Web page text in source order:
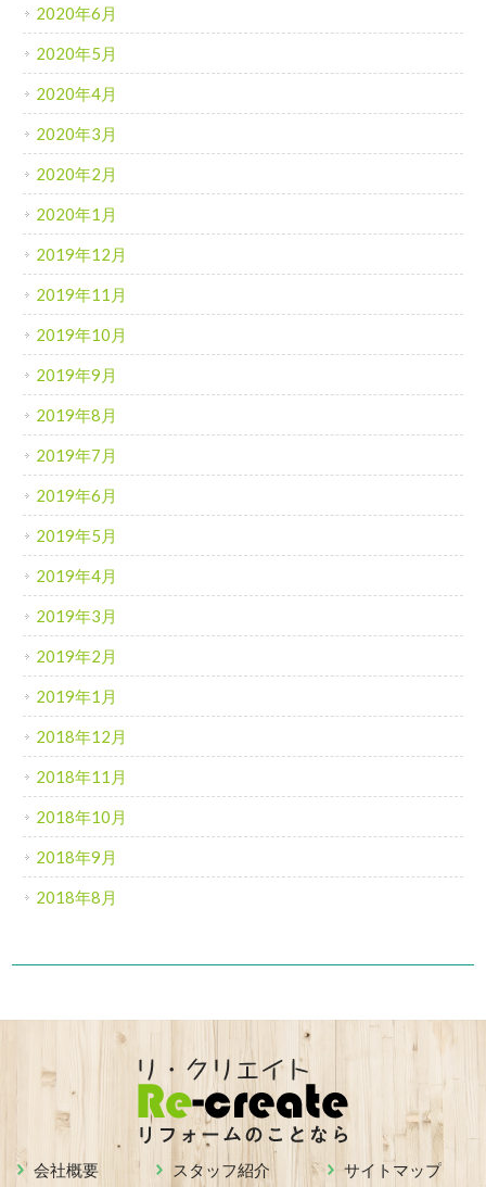
2020年6月
2020年5月
2020年4月
2020年3月
2020年2月
2020年1月
2019年12月
2019年11月
2019年10月
2019年9月
2019年8月
2019年7月
2019年6月
2019年5月
2019年4月
2019年3月
2019年2月
2019年1月
2018年12月
2018年11月
2018年10月
2018年9月
2018年8月
会社概要 スタッフ紹介 サイトマップ